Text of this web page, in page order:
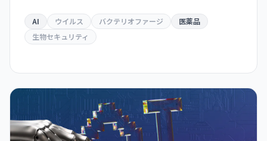
点を意味する。
AI ウイルス バクテリオファージ
医薬品
生物セキュリティ